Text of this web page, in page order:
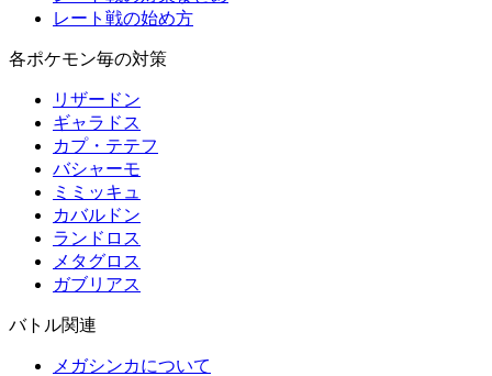
レート戦の始め方
各ポケモン毎の対策
リザードン
ギャラドス
カプ・テテフ
バシャーモ
ミミッキュ
カバルドン
ランドロス
メタグロス
ガブリアス
バトル関連
メガシンカについて